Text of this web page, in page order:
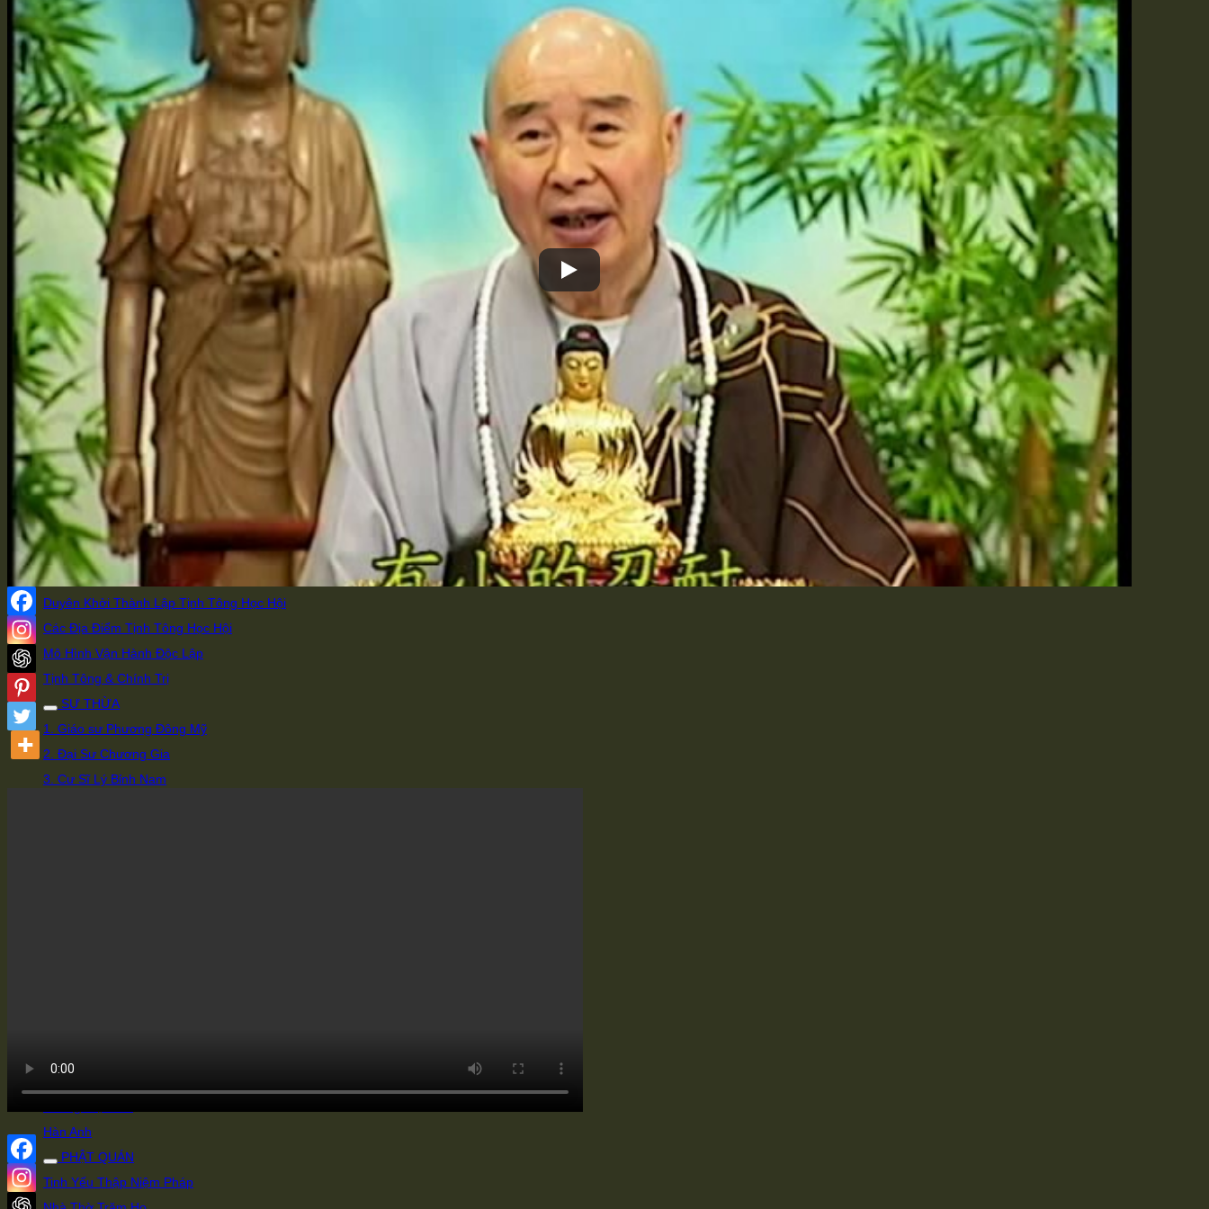
Vì Sao Xuất Gia
Bí Quyết Giảng Kinh
Học Tập Sư Thừa
Đồng Tham Đạo Hữu
Truyền Pháp Qua Mạng
Quả Báo Của Bản Thân
Hồi Quy Tịnh Độ
Bảo Vật Vô Giá
Cuốn Sách Nho Đầu Tiên
Cuốn Kinh Phật Đầu Tiên
Từ Không Vọng Ngữ Mà Bắt Đầu
Giới Thiệu Thiện Tri Thức
Hoằng Pháp & Hộ Pháp
Tôi Đến Để Làm Hộ Pháp
Phê Bình và Hủy Báng
Hai Chìa Khóa Học Phật Học Nho
Chọn Di Đà Yếu Giải
Làm Việc Sai Thì Mới Sinh Bệnh
Súc Sanh Hiểu Lòng Người
Có Thể Giải Thì Có Thể Hành
Trà Thô Cơm Đạm Giữ Bình An
HỌC HỘI
Giới Thiệu Đạo Sư của Tịnh Tông Học Hội
Duyên Khởi Thành Lập Tịnh Tông Học Hội
Các Địa Điểm Tịnh Tông Học Hội
Mô Hình Vận Hành Độc Lập
Tịnh Tông & Chính Trị
SƯ THỪA
1. Giáo sư Phương Đông Mỹ
2. Đại Sư Chương Gia
3. Cư Sĩ Lý Bỉnh Nam
Hàn Anh
PHẬT QUÁN
Tinh Yếu Thập Niệm Pháp